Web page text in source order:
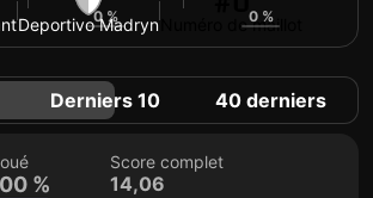
Deportivo Madryn Numéro de maillot
0 % 0 %
Derniers 10 40 derniers
%
Score complet
14,06